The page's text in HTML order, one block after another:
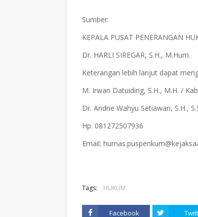
Sumber:
KEPALA PUSAT PENERANGAN
Dr. HARLI SIREGAR, S.H., M.Hum.
Keterangan lebih lanjut dapat
M. Irwan Datuiding, S.H., M.H. /
Dr. Andrie Wahyu Setiawan, S.H.,
Hp. 081272507936
Email:
Tags: HUKUM
Facebook